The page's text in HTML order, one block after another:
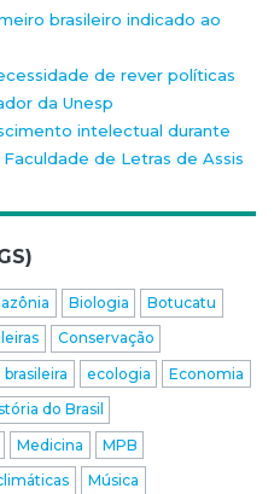
brasileiro indicado ao
de rever políticas
da Unesp
intelectual durante
de Letras de Assis
Biologia
Botucatu
Conservação
ecologia
Economia
do Brasil
Medicina
MPB
Música